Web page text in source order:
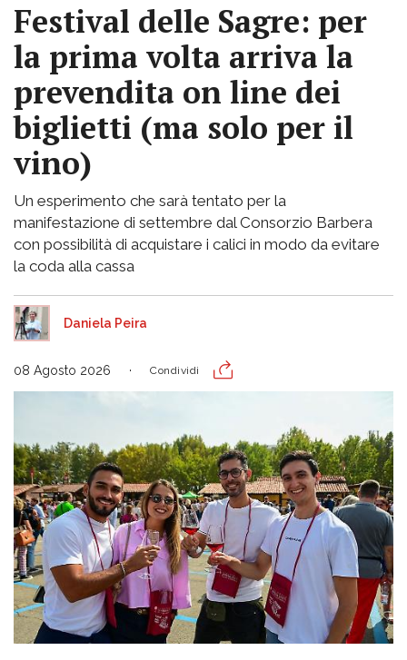
Festival delle Sagre: per
la prima volta arriva la
prevendita on line dei
biglietti (ma solo per il
vino)
Un esperimento che sarà tentato per la
manifestazione di settembre dal Consorzio Barbera
con possibilità di acquistare i calici in modo da evitare
la coda alla cassa
Daniela Peira
08 Agosto 2026 Condividi